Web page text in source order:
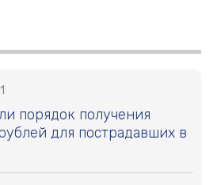
порядок получения
для пострадавших в